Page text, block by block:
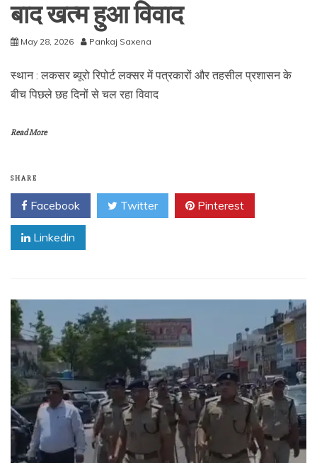
बाद खत्म हुआ विवाद
May 28, 2026 Pankaj Saxena
स्थान : लकसर ब्यूरो रिपोर्ट लक्सर में पत्रकारों और तहसील प्रशासन के
बीच पिछले छह दिनों से चल रहा विवाद
Read More
SHARE
Facebook Twitter Pinterest
Linkedin